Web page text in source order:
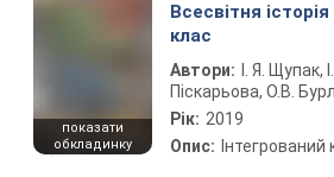
показати
обкладинку
Всесвітня історія
клас
Автори:
І. Я. Щупак,
Піскарьова, О.В.
Рік: 2019
Опис: Інтегрований